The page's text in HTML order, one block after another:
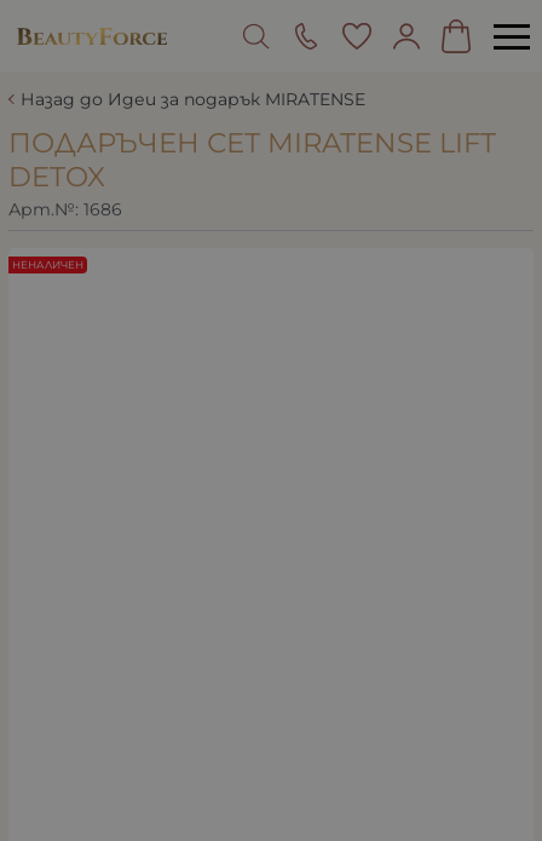
Назад до Идеи за подарък MIRATENSE
ПОДАРЪЧЕН СЕТ MIRATENSE LIFT
DETOX
Арт.№: 1686
НЕНАЛИЧЕН